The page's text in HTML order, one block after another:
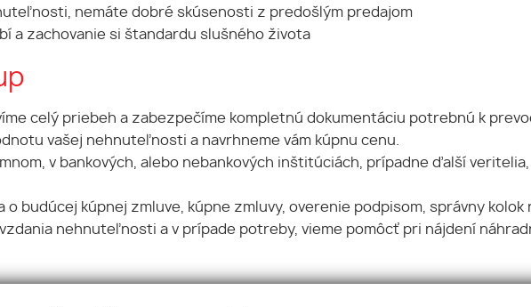
nemáte dobré skúsenosti z predošlým predajom
a zachovanie si štandardu slušného života
celý priebeh a zabezpečíme kompletnú dokumentáciu potrebnú k
vašej nehnuteľnosti a navrhneme vám kúpnu cenu.
v bankových, alebo nebankových inštitúciách, prípadne ďalší
budúcej kúpnej zmluve, kúpne zmluvy, overenie podpisom, správny kolok
nehnuteľnosti a v prípade potreby, vieme pomôcť pri nájdení